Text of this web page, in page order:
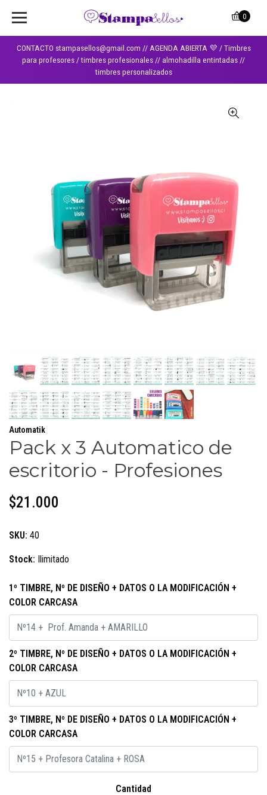
CONTACTO stampasellos@gmail.com // AGENDA ABIERTA 💜 / Timbres
para profesores / timbres profesionales // almohadilla entintadas //
timbres personalizados
0
Automatik
Pack x 3 Automatico de
escritorio - Profesiones
$21.000
SKU: 40
Stock: Ilimitado
1º TIMBRE, Nº DE DISEÑO + DATOS O LA MODIFICACIÓN +
COLOR CARCASA
2º TIMBRE, Nº DE DISEÑO + DATOS O LA MODIFICACIÓN +
COLOR CARCASA
3º TIMBRE, Nº DE DISEÑO + DATOS O LA MODIFICACIÓN +
COLOR CARCASA
Cantidad